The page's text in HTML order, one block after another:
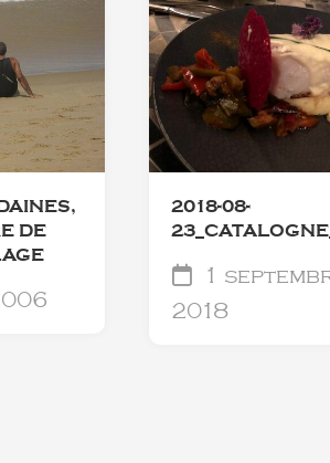
DE
2018-08-
1
2018